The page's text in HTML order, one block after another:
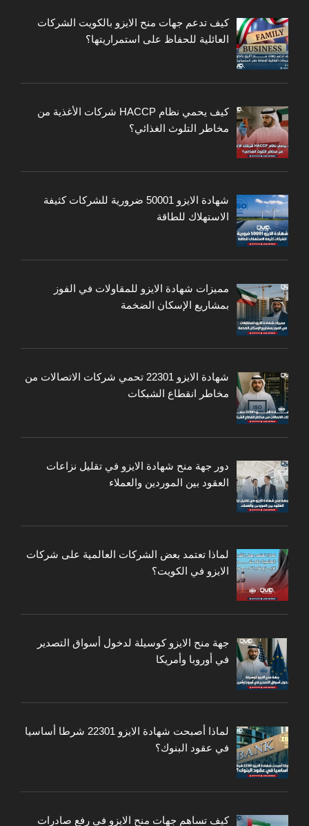
كيف تدعم جهات منح الايزو بالكويت الشركات
العائلية للحفاظ على استمراريتها؟
كيف يحمي نظام HACCP شركات الأغذية من
مخاطر التلوث الغذائي؟
شهادة الايزو 50001 ضرورية للشركات كثيفة
الاستهلاك للطاقة
مميزات شهادة الايزو للمقاولات في الفوز
بمشاريع الإسكان الضخمة
شهادة الايزو 22301 تحمي شركات الاتصالات من
مخاطر انقطاع الشبكات
دور جهة منح شهادة الايزو في تقليل نزاعات
العقود بين الموردين والعملاء
لماذا تعتمد بعض الشركات العالمية على شركات
الايزو في الكويت؟
جهة منح الايزو كوسيلة لدخول أسواق التصدير
في أوروبا وأمريكا
لماذا أصبحت شهادة الايزو 22301 شرطا أساسيا
في عقود البنوك؟
كيف تساهم جهات منح الايزو في رفع صادرات